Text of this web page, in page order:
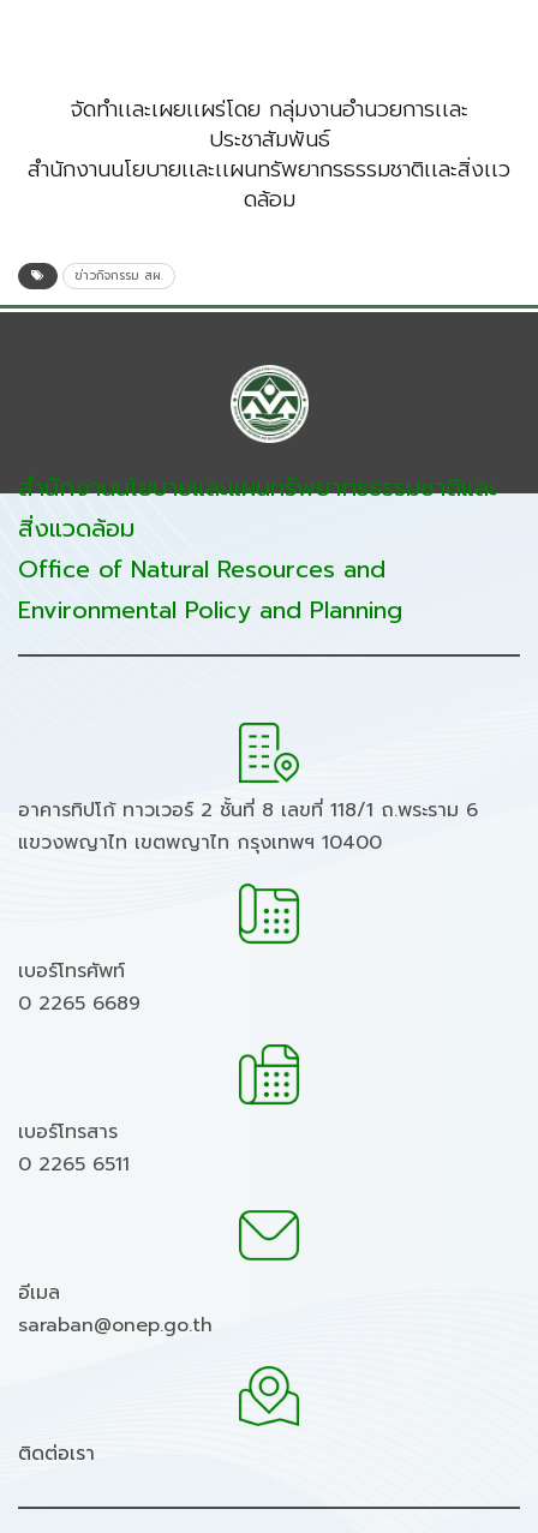
จัดทำเเละเผยเเผร่โดย กลุ่มงานอำนวยการเเละ
ประชาสัมพันธ์
สำนักงานนโยบายเเละเเผนทรัพยากรธรรมชาติเเละสิ่งเเว
ดล้อม
ข่าวกิจกรรม สผ.
สำนักงานนโยบายและแผนทรัพยากรธรรมชาติและ
สิ่งแวดล้อม
Office of Natural Resources and
Environmental Policy and Planning
อาคารทิปโก้ ทาวเวอร์ 2 ชั้นที่ 8 เลขที่ 118/1 ถ.พระราม 6
แขวงพญาไท เขตพญาไท กรุงเทพฯ 10400
เบอร์โทรศัพท์
0 2265 6689
เบอร์โทรสาร
0 2265 6511
อีเมล
saraban@onep.go.th
ติดต่อเรา